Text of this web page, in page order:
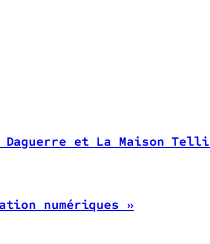
Daguerre et La Maison
numériques »